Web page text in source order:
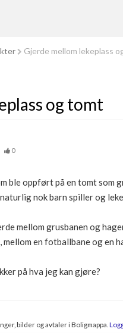
Gjerde mellom lekeplass
og tomt
0
ble oppført på en tomt
nok barn spiller og
mellom grusbanen og
en fotballbane og en
på hva jeg kan gjøre?
bilder og avtaler i Boligmappa.